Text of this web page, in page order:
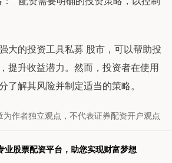
大的投资工具私募 股市，可以帮助投
提升收益潜力。然而，投资者在使用
了解其风险并制定适当的策略。
为作者独立观点，不代表证券配资开户观点
业股票配资平台，助您实现财富梦想